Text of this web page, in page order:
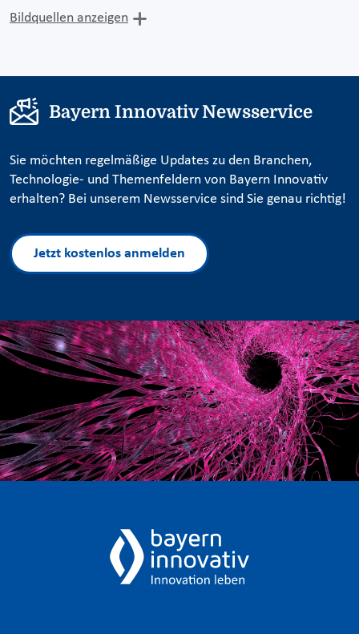
Bildquellen anzeigen
Bayern Innovativ Newsservice
Sie möchten regelmäßige Updates zu den Branchen,
Technologie- und Themenfeldern von Bayern Innovativ
erhalten? Bei unserem Newsservice sind Sie genau richtig!
Jetzt kostenlos anmelden